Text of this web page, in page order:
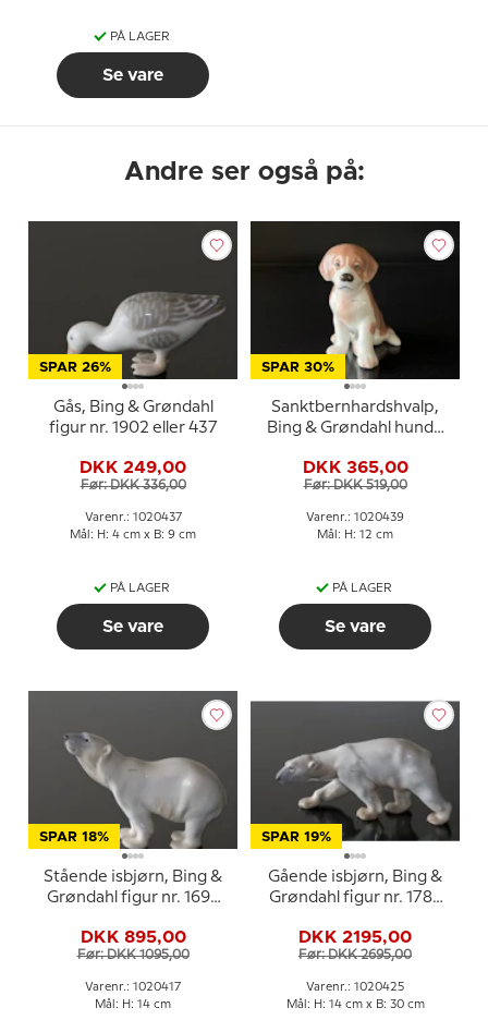
PÅ LAGER
Se vare
Andre ser også på:
SPAR 26%
Gås, Bing & Grøndahl
figur nr. 1902 eller 437
DKK 249,00
Før: DKK 336,00
Varenr.: 1020437
Mål: H: 4 cm x B: 9 cm
PÅ LAGER
Se vare
SPAR 30%
Sanktbernhardshvalp,
Bing & Grøndahl hunde
DKK 365,00
Før: DKK 519,00
Varenr.: 1020439
Mål: H: 12 cm
PÅ LAGER
Se vare
SPAR 18%
Stående isbjørn, Bing &
Grøndahl figur nr. 1692
DKK 895,00
Før: DKK 1095,00
Varenr.: 1020417
Mål: H: 14 cm
SPAR 19%
Gående isbjørn, Bing &
Grøndahl figur nr. 1785
DKK 2195,00
Før: DKK 2695,00
Varenr.: 1020425
Mål: H: 14 cm x B: 30 cm